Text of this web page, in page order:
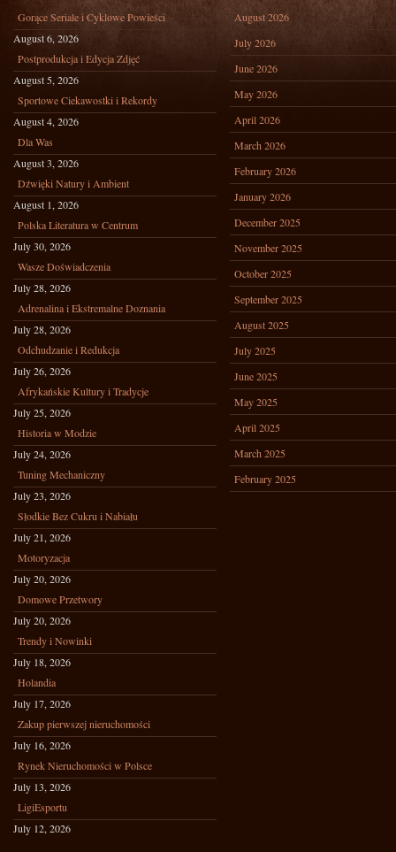
Gorące Seriale i Cyklowe Powieści
August 6, 2026
Postprodukcja i Edycja Zdjęć
August 5, 2026
Sportowe Ciekawostki i Rekordy
August 4, 2026
Dla Was
August 3, 2026
Dźwięki Natury i Ambient
August 1, 2026
Polska Literatura w Centrum
July 30, 2026
Wasze Doświadczenia
July 28, 2026
Adrenalina i Ekstremalne Doznania
July 28, 2026
Odchudzanie i Redukcja
July 26, 2026
Afrykańskie Kultury i Tradycje
July 25, 2026
Historia w Modzie
July 24, 2026
Tuning Mechaniczny
July 23, 2026
Słodkie Bez Cukru i Nabiału
July 21, 2026
Motoryzacja
July 20, 2026
Domowe Przetwory
July 20, 2026
Trendy i Nowinki
July 18, 2026
Holandia
July 17, 2026
Zakup pierwszej nieruchomości
July 16, 2026
Rynek Nieruchomości w Polsce
July 13, 2026
LigiEsportu
July 12, 2026
August 2026
July 2026
June 2026
May 2026
April 2026
March 2026
February 2026
January 2026
December 2025
November 2025
October 2025
September 2025
August 2025
July 2025
June 2025
May 2025
April 2025
March 2025
February 2025